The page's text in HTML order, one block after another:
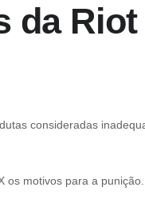
da Riot
consideradas
os motivos para a